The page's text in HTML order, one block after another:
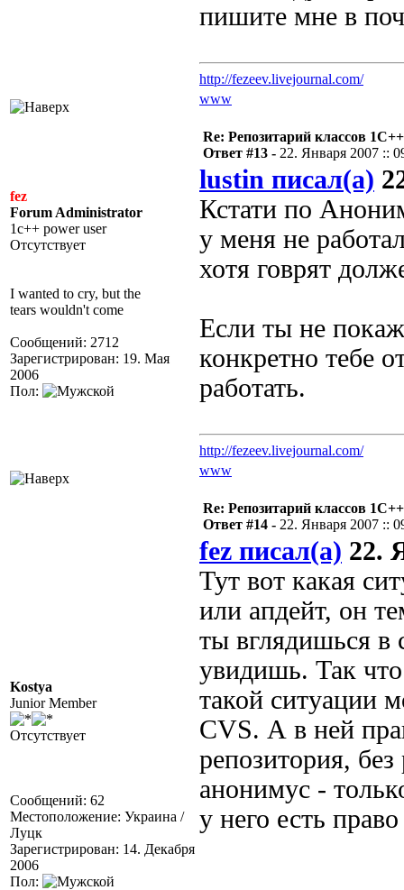
пишите мне в
http://fezeev.livejournal.com/
www
fez
Forum Administrator
1c++ power user
Отсутствует
I wanted to cry, but the
tears wouldn't come
Сообщений: 2712
Зарегистрирован: 19. Мая
2006
Пол:
Re: Репозитарий классов
Ответ #13 - 22. Января 2007 ::
lustin писал(а)
Кстати по
у меня не
хотя говрят
Если ты не
конкретно тебе
работать.
http://fezeev.livejournal.com/
www
Kostya
Junior Member
Отсутствует
Сообщений: 62
Местоположение: Украина /
Луцк
Зарегистрирован: 14. Декабря
2006
Пол:
Re: Репозитарий классов
Ответ #14 - 22. Января 2007 ::
fez писал(а) 22.
Тут вот какая
или апдейт, он
ты вглядишься в
увидишь. Так что
такой ситуации
CVS. А в ней
репозитория,
анонимус -
у него есть